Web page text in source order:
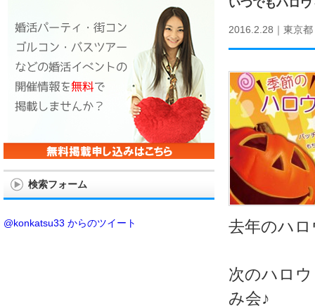
いつでもハロ
2016.2.28｜ 東京都
去年のハ
次のハロ
み会♪
検索フォーム
@konkatsu33 からのツイート